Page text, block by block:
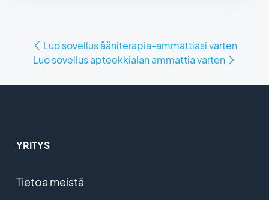
Luo sovellus ääniterapia-ammattiasi varten
Luo sovellus apteekkialan ammattia varten
YRITYS
Tietoa meistä